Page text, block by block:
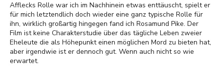
Afflecks Rolle war ich im Nachhinein etwas enttäuscht, spielt er
für mich letztendlich doch wieder eine ganz typische Rolle für
ihn, wirklich großartig hingegen fand ich Rosamund Pike. Der
Film ist keine Charakterstudie über das tägliche Leben zweier
Eheleute die als Höhepunkt einen möglichen Mord zu bieten hat,
aber irgendwie ist er dennoch gut. Wenn auch nicht so wie
erwartet.